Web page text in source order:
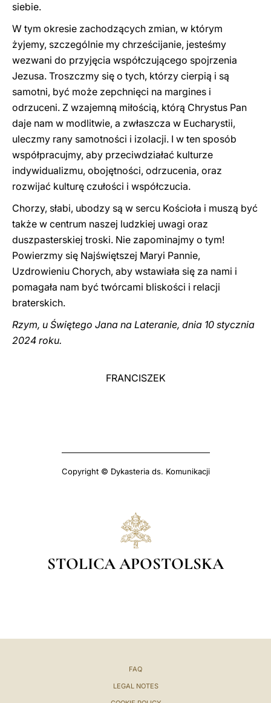
siebie.
W tym okresie zachodzących zmian, w którym
żyjemy, szczególnie my chrześcijanie, jesteśmy
wezwani do przyjęcia współczującego spojrzenia
Jezusa. Troszczmy się o tych, którzy cierpią i są
samotni, być może zepchnięci na margines i
odrzuceni. Z wzajemną miłością, którą Chrystus Pan
daje nam w modlitwie, a zwłaszcza w Eucharystii,
uleczmy rany samotności i izolacji. I w ten sposób
współpracujmy, aby przeciwdziałać kulturze
indywidualizmu, obojętności, odrzucenia, oraz
rozwijać kulturę czułości i współczucia.
Chorzy, słabi, ubodzy są w sercu Kościoła i muszą być
także w centrum naszej ludzkiej uwagi oraz
duszpasterskiej troski. Nie zapominajmy o tym!
Powierzmy się Najświętszej Maryi Pannie,
Uzdrowieniu Chorych, aby wstawiała się za nami i
pomagała nam być twórcami bliskości i relacji
braterskich.
Rzym, u Świętego Jana na Lateranie, dnia 10 stycznia
2024 roku.
FRANCISZEK
Copyright © Dykasteria ds. Komunikacji
STOLICA APOSTOLSKA
FAQ
LEGAL NOTES